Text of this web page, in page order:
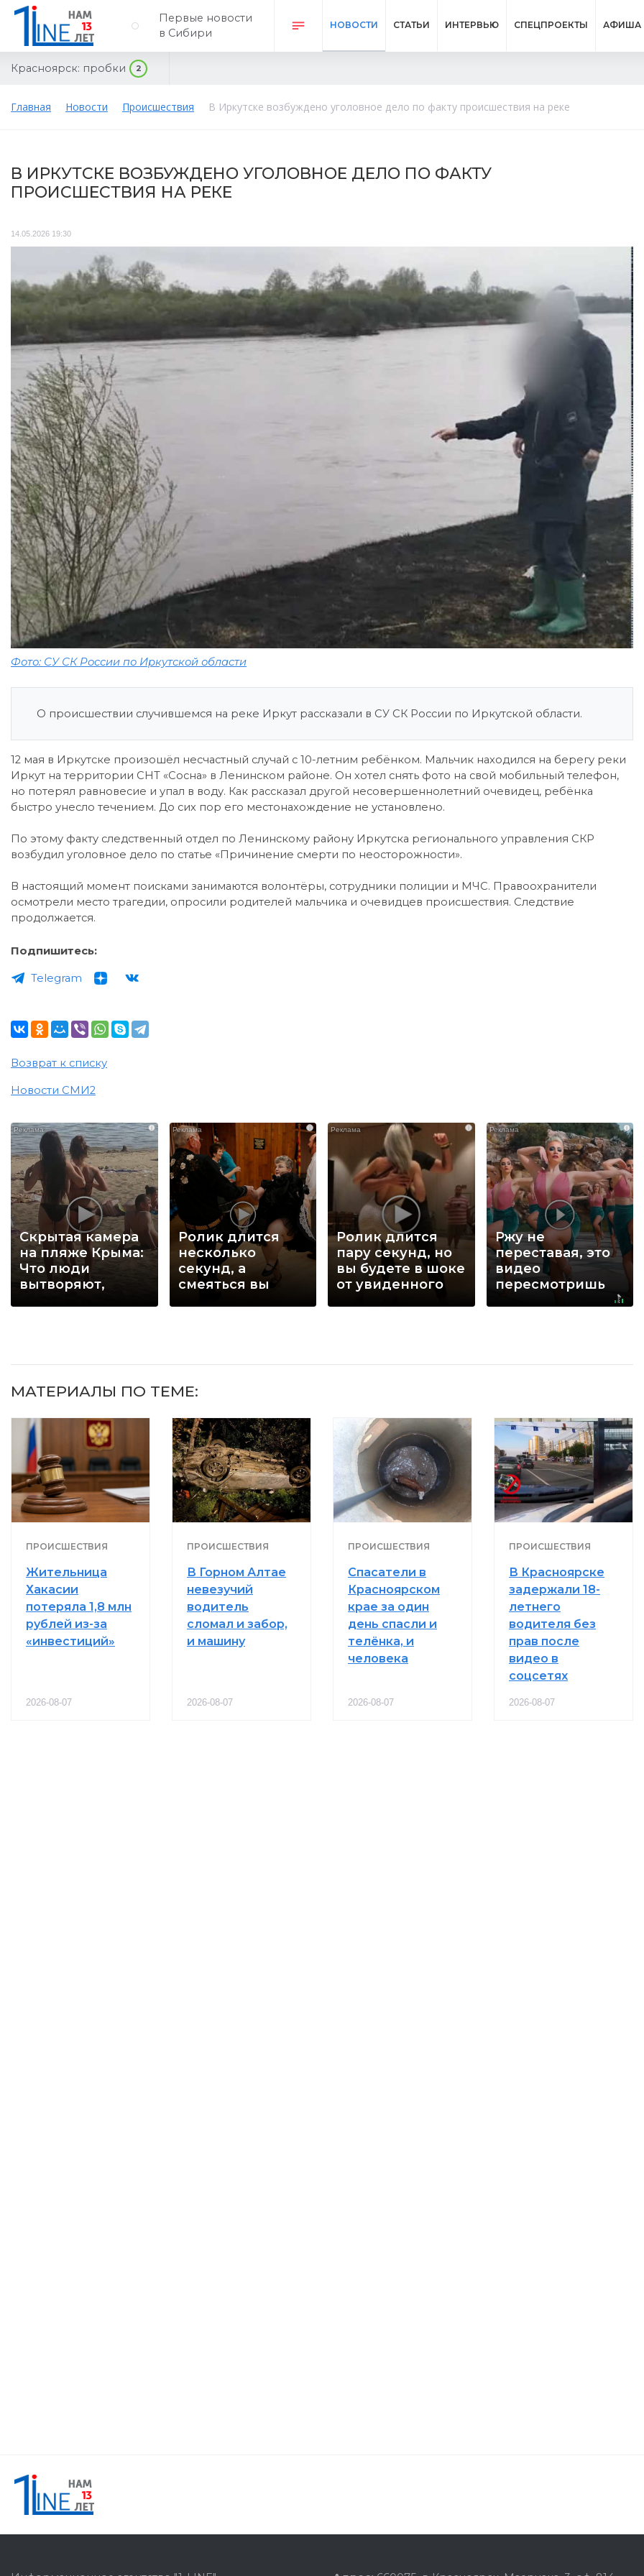
Первые новости
в Сибири
НОВОСТИ СТАТЬИ ИНТЕРВЬЮ СПЕЦПРОЕКТЫ АФИША
Красноярск: пробки 2
Главная Новости Происшествия В Иркутске возбуждено уголовное дело по факту происшествия на реке
В ИРКУТСКЕ ВОЗБУЖДЕНО УГОЛОВНОЕ ДЕЛО ПО ФАКТУ
ПРОИСШЕСТВИЯ НА РЕКЕ
14.05.2026 19:30
Фото: СУ СК России по Иркутской области
О происшествии случившемся на реке Иркут рассказали в СУ СК России по Иркутской области.
12 мая в Иркутске произошёл несчастный случай с 10-летним ребёнком. Мальчик находился на берегу реки
Иркут на территории СНТ «Сосна» в Ленинском районе. Он хотел снять фото на свой мобильный телефон,
но потерял равновесие и упал в воду. Как рассказал другой несовершеннолетний очевидец, ребёнка
быстро унесло течением. До сих пор его местонахождение не установлено.
По этому факту следственный отдел по Ленинскому району Иркутска регионального управления СКР
возбудил уголовное дело по статье «Причинение смерти по неосторожности».
В настоящий момент поисками занимаются волонтёры, сотрудники полиции и МЧС. Правоохранители
осмотрели место трагедии, опросили родителей мальчика и очевидцев происшествия. Следствие
продолжается.
Подпишитесь:
Telegram
Возврат к списку
Новости СМИ2
i
Скрытая камера
на пляже Крыма:
Что люди
вытворяют,
i
Ролик длится
несколько
секунд, а
смеяться вы
i
Ролик длится
пару секунд, но
вы будете в шоке
от увиденного
i
Ржу не
переставая, это
видео
пересмотришь
МАТЕРИАЛЫ ПО ТЕМЕ:
ПРОИСШЕСТВИЯ
Жительница
Хакасии
потеряла 1,8 млн
рублей из-за
«инвестиций»
2026-08-07
ПРОИСШЕСТВИЯ
В Горном Алтае
невезучий
водитель
сломал и забор,
и машину
2026-08-07
ПРОИСШЕСТВИЯ
Спасатели в
Красноярском
крае за один
день спасли и
телёнка, и
человека
2026-08-07
ПРОИСШЕСТВИЯ
В Красноярске
задержали 18-
летнего
водителя без
прав после
видео в
соцсетях
2026-08-07